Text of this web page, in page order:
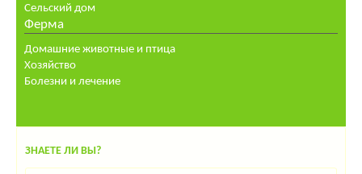
Сельский дом
Ферма
Домашние животные и птица
Хозяйство
Болезни и лечение
ЗНАЕТЕ ЛИ ВЫ?